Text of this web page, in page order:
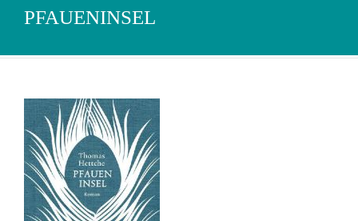
PFAUENINSEL